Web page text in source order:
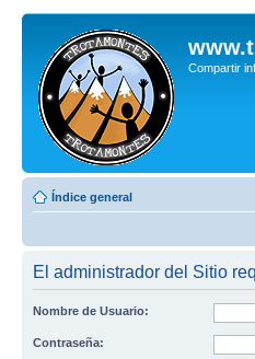
Compartir
Índice general
El administrador del Sitio
Nombre de Usuario:
Contraseña: